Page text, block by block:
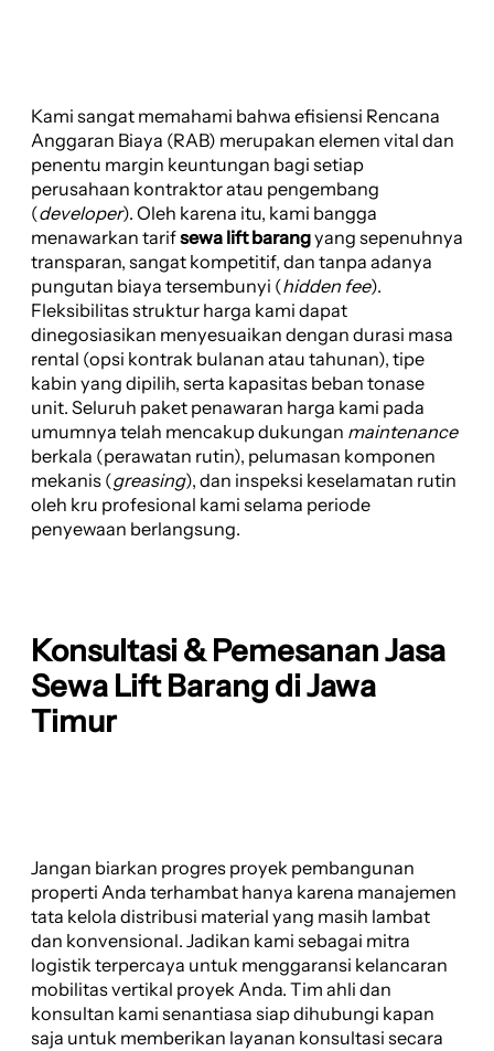
Kami sangat memahami bahwa efisiensi Rencana
Anggaran Biaya (RAB) merupakan elemen vital dan
penentu margin keuntungan bagi setiap
perusahaan kontraktor atau pengembang
(developer). Oleh karena itu, kami bangga
menawarkan tarifsewa lift barangyang sepenuhnya
transparan, sangat kompetitif, dan tanpa adanya
pungutan biaya tersembunyi (hidden fee).
Fleksibilitas struktur harga kami dapat
dinegosiasikan menyesuaikan dengan durasi masa
rental (opsi kontrak bulanan atau tahunan), tipe
kabin yang dipilih, serta kapasitas beban tonase
unit. Seluruh paket penawaran harga kami pada
umumnya telah mencakup dukungan maintenance
berkala (perawatan rutin), pelumasan komponen
mekanis (greasing), dan inspeksi keselamatan rutin
oleh kru profesional kami selama periode
penyewaan berlangsung.
Konsultasi & Pemesanan Jasa
Sewa Lift Barang di Jawa
Timur
Jangan biarkan progres proyek pembangunan
properti Anda terhambat hanya karena manajemen
tata kelola distribusi material yang masih lambat
dan konvensional. Jadikan kami sebagai mitra
logistik terpercaya untuk menggaransi kelancaran
mobilitas vertikal proyek Anda. Tim ahli dan
konsultan kami senantiasa siap dihubungi kapan
saja untuk memberikan layanan konsultasi secara